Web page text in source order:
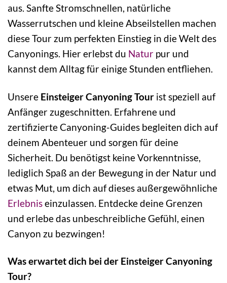
aus. Sanfte Stromschnellen, natürliche
Wasserrutschen und kleine Abseilstellen machen
diese Tour zum perfekten Einstieg in die Welt des
Canyonings. Hier erlebst du Natur pur und
kannst dem Alltag für einige Stunden entfliehen.
Unsere Einsteiger Canyoning Tour ist speziell auf
Anfänger zugeschnitten. Erfahrene und
zertifizierte Canyoning-Guides begleiten dich auf
deinem Abenteuer und sorgen für deine
Sicherheit. Du benötigst keine Vorkenntnisse,
lediglich Spaß an der Bewegung in der Natur und
etwas Mut, um dich auf dieses außergewöhnliche
Erlebniseinzulassen. Entdecke deine Grenzen
und erlebe das unbeschreibliche Gefühl, einen
Canyon zu bezwingen!
Was erwartet dich bei der Einsteiger Canyoning
Tour?